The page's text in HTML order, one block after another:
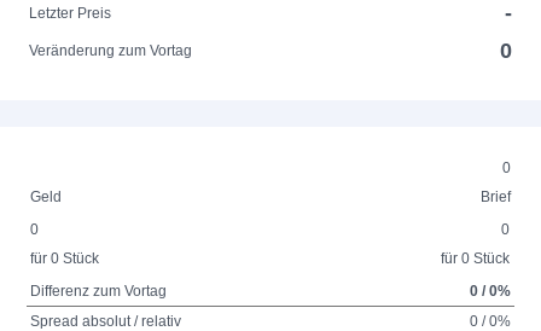
Letzter Preis
-
Veränderung zum Vortag 0
0
Geld
Brief
0
für 0 Stück
0
für 0 Stück
Differenz zum Vortag
0 / 0%
Spread absolut / relativ
0 / 0%